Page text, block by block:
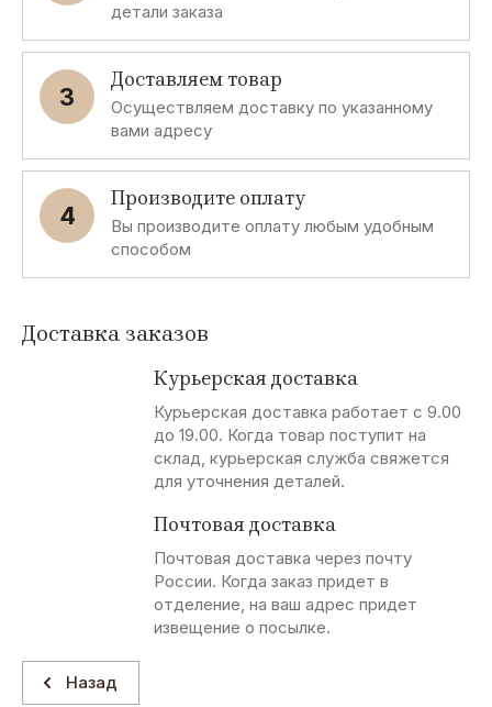
детали заказа
3
Доставляем товар
Осуществляем доставку по указанному
вами адресу
4
Производите оплату
Вы производите оплату любым удобным
способом
Доставка заказов
Курьерская доставка
Курьерская доставка работает с 9.00
до 19.00. Когда товар поступит на
склад, курьерская служба свяжется
для уточнения деталей.
Почтовая доставка
Почтовая доставка через почту
России. Когда заказ придет в
отделение, на ваш адрес придет
извещение о посылке.
Назад